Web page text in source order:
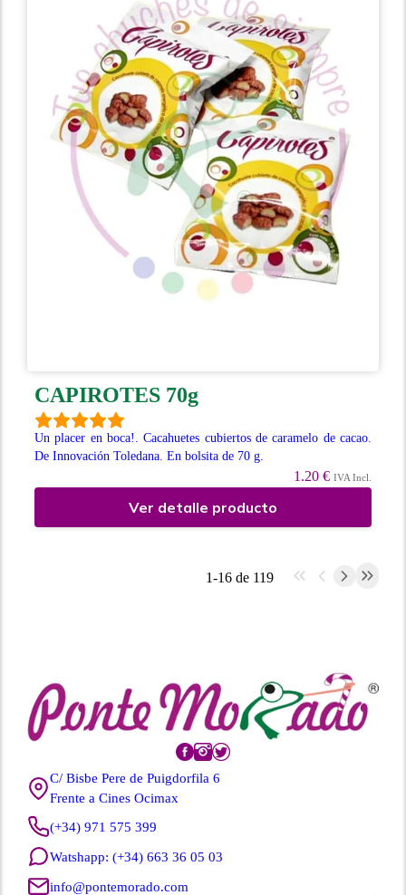
CAPIROTES 70g
Un placer en boca!. Cacahuetes cubiertos de caramelo de cacao.
De Innovación Toledana. En bolsita de 70 g.
1.20 € IVA Incl.
Ver detalle producto
1-16 de 119
C/ Bisbe Pere de Puigdorfila 6
Frente a Cines Ocimax
(+34) 971 575 399
Watshapp: (+34) 663 36 05 03
info@pontemorado.com